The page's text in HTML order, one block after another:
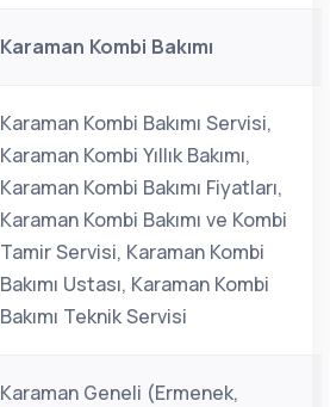
Karaman Kombi Bakımı
Karaman Kombi Bakımı Servisi,
Karaman Kombi Yıllık Bakımı,
Karaman Kombi Bakımı Fiyatları,
Karaman Kombi Bakımı ve Kombi
Tamir Servisi, Karaman Kombi
Bakımı Ustası, Karaman Kombi
Bakımı Teknik Servisi
Karaman Geneli (Ermenek,